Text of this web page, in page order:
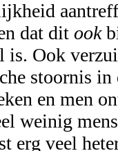
dat dit ook
is. Ook
stoornis
en men
weinig
erg veel